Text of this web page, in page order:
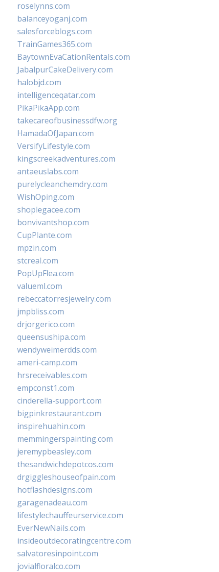
roselynns.com
balanceyoganj.com
salesforceblogs.com
TrainGames365.com
BaytownEvaCationRentals.com
JabalpurCakeDelivery.com
halobjd.com
intelligenceqatar.com
PikaPikaApp.com
takecareofbusinessdfw.org
HamadaOfJapan.com
VersifyLifestyle.com
kingscreekadventures.com
antaeuslabs.com
purelycleanchemdry.com
WishOping.com
shoplegacee.com
bonvivantshop.com
CupPlante.com
mpzin.com
stcreal.com
PopUpFlea.com
valueml.com
rebeccatorresjewelry.com
jmpbliss.com
drjorgerico.com
queensushipa.com
wendyweimerdds.com
ameri-camp.com
hrsreceivables.com
empconst1.com
cinderella-support.com
bigpinkrestaurant.com
inspirehuahin.com
memmingerspainting.com
jeremypbeasley.com
thesandwichdepotcos.com
drgiggleshouseofpain.com
hotflashdesigns.com
garagenadeau.com
lifestylechauffeurservice.com
EverNewNails.com
insideoutdecoratingcentre.com
salvatoresinpoint.com
jovialfloralco.com